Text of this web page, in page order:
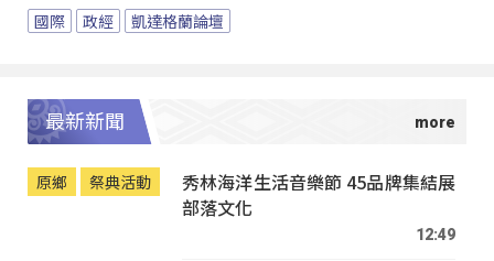
國際 政經 凱達格蘭論壇
最新新聞
原鄉 祭典活動
秀林海洋生活音樂節 45品牌集結展
部落文化
12:49